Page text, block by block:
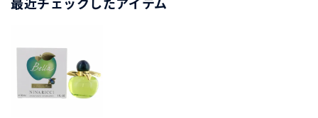
最近チェックしたアイテム